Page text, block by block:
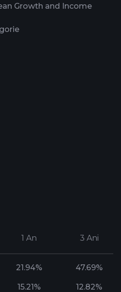
Growth and Income
1 An 3 Ani
21.94% 47.69%
15.21% 12.82%